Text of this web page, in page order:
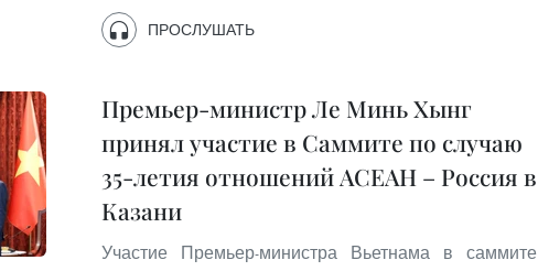
ПРОСЛУШАТЬ
Премьер-министр Ле Минь Хынг
принял участие в Саммите по случаю
35-летия отношений АСЕАН – Россия в
Казани
Участие Премьер-министра Вьетнама в саммите